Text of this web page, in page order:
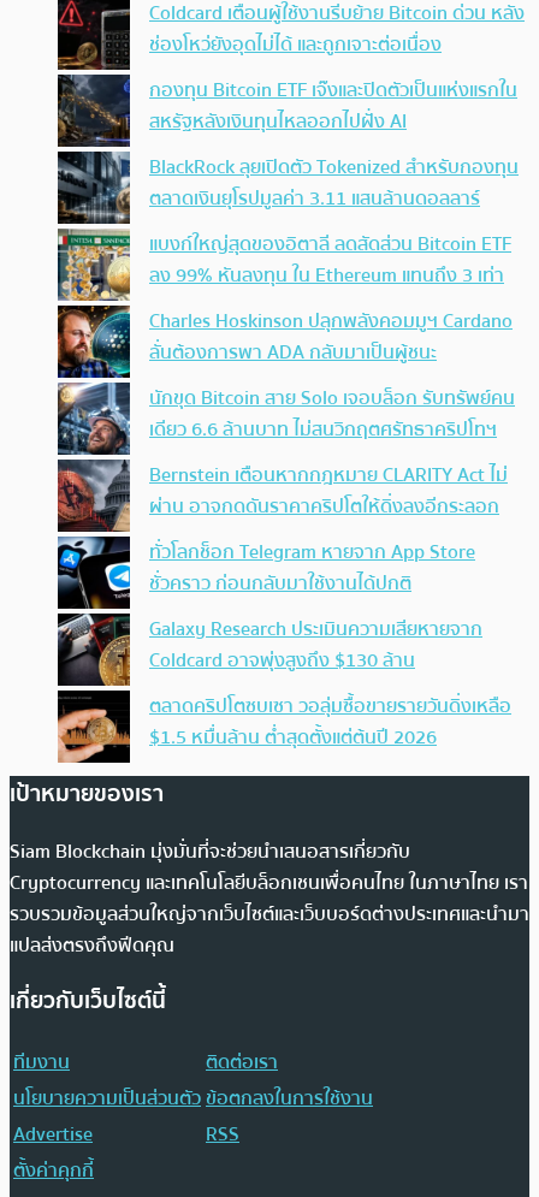
Coldcard เตือนผู้ใช้งานรีบย้าย Bitcoin ด่วน หลัง
ช่องโหว่ยังอุดไม่ได้ และถูกเจาะต่อเนื่อง
กองทุน Bitcoin ETF เจ๊งและปิดตัวเป็นแห่งแรกใน
สหรัฐหลังเงินทุนไหลออกไปฝั่ง AI
BlackRock ลุยเปิดตัว Tokenized สำหรับกองทุน
ตลาดเงินยุโรปมูลค่า 3.11 แสนล้านดอลลาร์
แบงก์ใหญ่สุดของอิตาลี ลดสัดส่วน Bitcoin ETF
ลง 99% หันลงทุน ใน Ethereum แทนถึง 3 เท่า
Charles Hoskinson ปลุกพลังคอมมูฯ Cardano
ลั่นต้องการพา ADA กลับมาเป็นผู้ชนะ
นักขุด Bitcoin สาย Solo เจอบล็อก รับทรัพย์คน
เดียว 6.6 ล้านบาท ไม่สนวิกฤตศรัทธาคริปโทฯ
Bernstein เตือนหากกฎหมาย CLARITY Act ไม่
ผ่าน อาจกดดันราคาคริปโตให้ดิ่งลงอีกระลอก
ทั่วโลกช็อก Telegram หายจาก App Store
ชั่วคราว ก่อนกลับมาใช้งานได้ปกติ
Galaxy Research ประเมินความเสียหายจาก
Coldcard อาจพุ่งสูงถึง $130 ล้าน
ตลาดคริปโตซบเซา วอลุ่มซื้อขายรายวันดิ่งเหลือ
$1.5 หมื่นล้าน ต่ำสุดตั้งแต่ต้นปี 2026
เป้าหมายของเรา
Siam Blockchain มุ่งมั่นที่จะช่วยนำเสนอสารเกี่ยวกับ
Cryptocurrency และเทคโนโลยีบล็อกเชนเพื่อคนไทย ในภาษาไทย เรา
รวบรวมข้อมูลส่วนใหญ่จากเว็บไซต์และเว็บบอร์ดต่างประเทศและนำมา
แปลส่งตรงถึงฟีดคุณ
เกี่ยวกับเว็บไซต์นี้
ทีมงาน
ติดต่อเรา
นโยบายความเป็นส่วนตัวข้อตกลงในการใช้งาน
Advertise
RSS
ตั้งค่าคุกกี้